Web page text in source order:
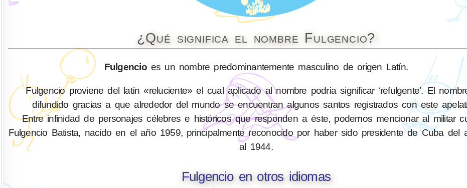
¿Qué significa el nombre Fulgencio?
Fulgencioes un nombre predominantemente masculino de origen Latín.
Fulgencio proviene del latín «reluciente» el cual aplicado al nombre podría significar ‘refulgente’. El
difundido gracias a que alrededor del mundo se encuentran algunos santos registrados con este
Entre infinidad de personajes célebres e históricos que responden a éste, podemos mencionar al militar
Fulgencio Batista, nacido en el año 1959, principalmente reconocido por haber sido presidente de Cuba del
al 1944.
Fulgencio en otros idiomas